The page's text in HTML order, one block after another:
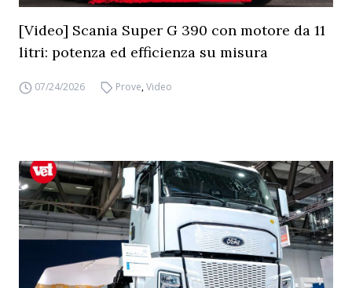
[Video] Scania Super G 390 con motore da 11
litri: potenza ed efficienza su misura
07/24/2026 Prove,Video